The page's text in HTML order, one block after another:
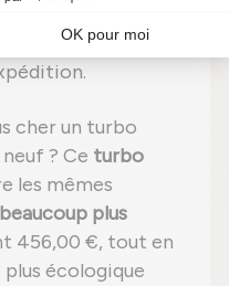
sur banc
cher un turbo
? Ce turbo
les mêmes
plus
456,00 €, tout en
écologique